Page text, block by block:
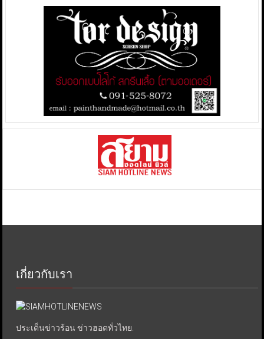
เกี่ยวกับเรา
ประเด็นข่าวร้อน ข่าวฮอตทั่วไทย.